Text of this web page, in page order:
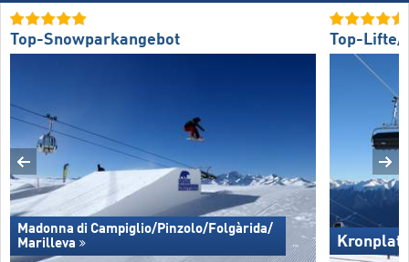
Top-Snowparkangebot
Madonna di Campiglio/​Pinzolo/​Folgàrida/​
Marilleva
Top-Lifte/
Kronplatz